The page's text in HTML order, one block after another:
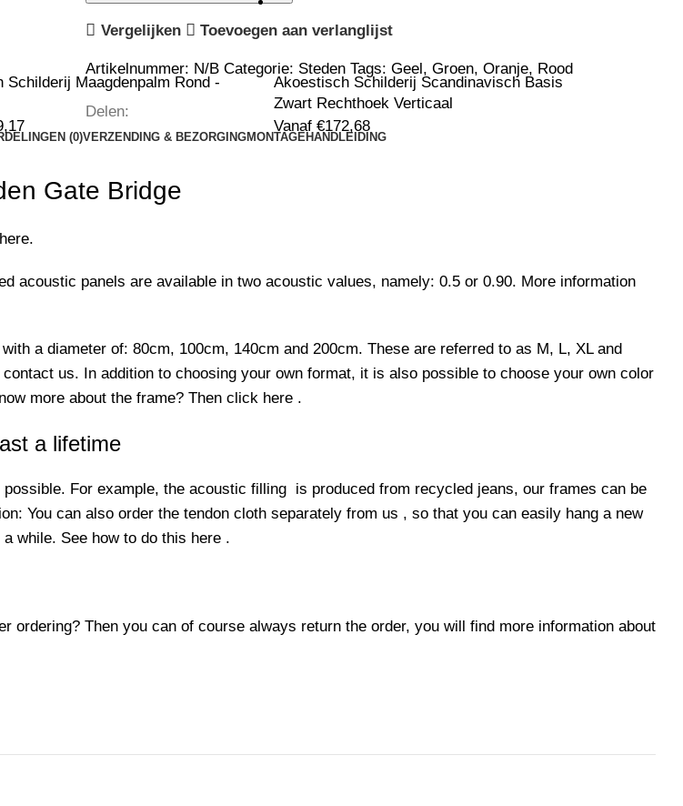
Vergelijken Toevoegen aan verlanglijst
Artikelnummer: N/B Categorie: Steden Tags: Geel, Groen, Oranje, Rood
Delen:
(0)VERZENDING & BEZORGINGMONTAGEHANDLEIDING
Gate Bridge
acoustic panels are available in two acoustic values, namely: 0.5 or 0.90. More information
a diameter of: 80cm, 100cm, 140cm and 200cm. These are referred to as M, L, XL and
contact us. In addition to choosing your own format, it is also possible to choose your own color
more about the frame? Then click here .
a lifetime
For example, the acoustic filling is produced from recycled jeans, our frames can be
You can also order the tendon cloth separately from us , so that you can easily hang a new
while. See how to do this here .
ordering? Then you can of course always return the order, you will find more information about
Schilderij Maagdenpalm Rond -
Akoestisch Schilderij Scandinavisch Basis
Zwart Rechthoek Verticaal
Vanaf €172,68